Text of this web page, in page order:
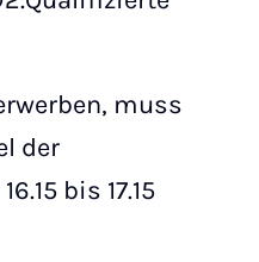
muss
der
bis 17.15